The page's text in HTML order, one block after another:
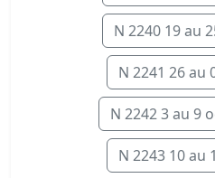
N 2240 19 au
N 2241 26 au
N 2242 3 au 9
N 2243 10 au